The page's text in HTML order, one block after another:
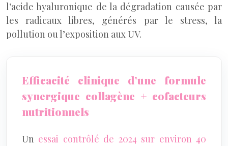
l’acide hyaluronique de la dégradation causée par
les radicaux libres, générés par le stress, la
pollution ou l’exposition aux UV.
Efficacité clinique d’une formule
synergique collagène + cofacteurs
nutritionnels
Un essai contrôlé de 2024 sur environ 40